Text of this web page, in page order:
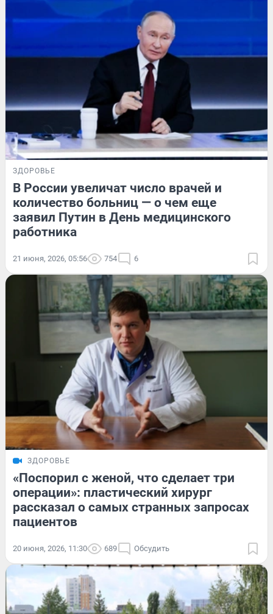
ЗДОРОВЬЕ
В России увеличат число врачей и
количество больниц — о чем еще
заявил Путин в День медицинского
работника
21 июня, 2026, 05:56 754 6
ЗДОРОВЬЕ
«Поспорил с женой, что сделает три
операции»: пластический хирург
рассказал о самых странных запросах
пациентов
20 июня, 2026, 11:30 689 Обсудить